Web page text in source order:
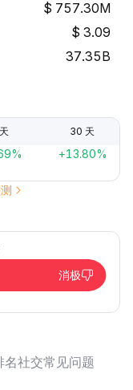
757.30M
3.09
37.35B
30 天
+13.80%
消极
名社交常见问题